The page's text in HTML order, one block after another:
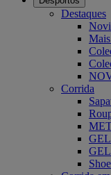
Destaques
Corrida